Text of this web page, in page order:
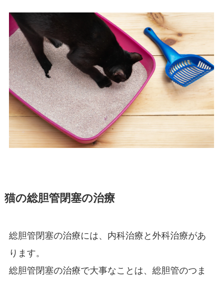
猫の総胆管閉塞の治療
総胆管閉塞の治療には、内科治療と外科治療があ
ります。
総胆管閉塞の治療で大事なことは、総胆管のつま